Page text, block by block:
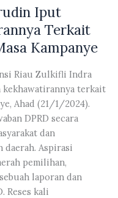
Iput
Terkait
Kampanye
Riau Zulkifli Indra
kekhawatirannya terkait
Ahad (21/1/2024).
DPRD secara
dan
Aspirasi
pemilihan,
laporan dan
Reses kali